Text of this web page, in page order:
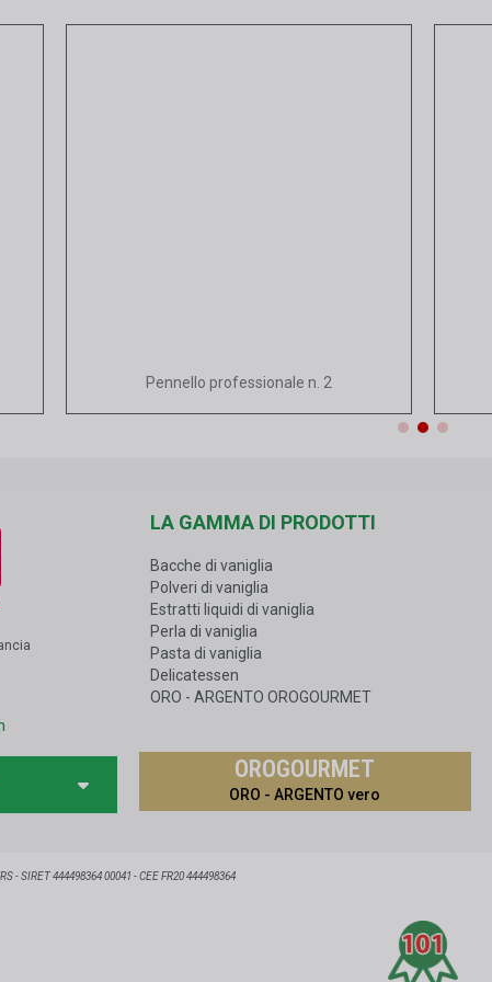
Vista rapida
Pennello professionale n. 2
LA GAMMA DI PRODOTTI
Bacche di vaniglia
Polveri di vaniglia
Estratti liquidi di vaniglia
Perla di vaniglia
Pasta di vaniglia
Delicatessen
ORO - ARGENTO OROGOURMET
OROGOURMET
ORO - ARGENTO vero
- SIRET 444498364 00041 - CEE FR20 444498364